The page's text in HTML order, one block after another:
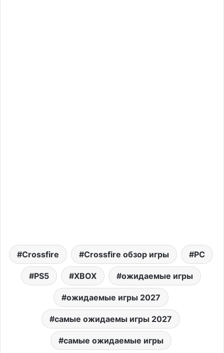
Crossfire Crossfire обзор игры PC
PS5 XBOX ожидаемые игры
ожидаемые игры 2027
самые ожидаемы игры 2027
самые ожидаемые игры